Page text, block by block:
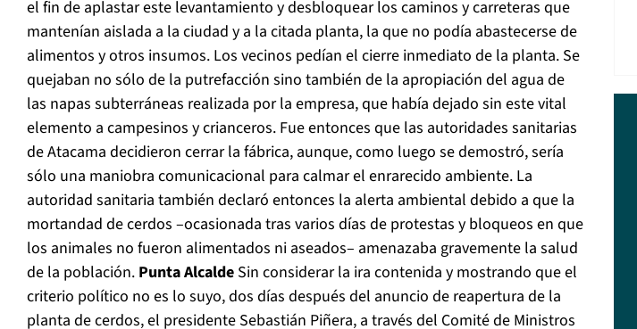
el fin de aplastar este levantamiento y desbloquear los caminos y carreteras que
mantenían aislada a la ciudad y a la citada planta, la que no podía abastecerse de
alimentos y otros insumos. Los vecinos pedían el cierre inmediato de la planta. Se
quejaban no sólo de la putrefacción sino también de la apropiación del agua de
las napas subterráneas realizada por la empresa, que había dejado sin este vital
elemento a campesinos y crianceros. Fue entonces que las autoridades sanitarias
de Atacama decidieron cerrar la fábrica, aunque, como luego se demostró, sería
sólo una maniobra comunicacional para calmar el enrarecido ambiente. La
autoridad sanitaria también declaró entonces la alerta ambiental debido a que la
mortandad de cerdos –ocasionada tras varios días de protestas y bloqueos en que
los animales no fueron alimentados ni aseados– amenazaba gravemente la salud
de la población. Punta Alcalde Sin considerar la ira contenida y mostrando que el
criterio político no es lo suyo, dos días después del anuncio de reapertura de la
planta de cerdos, el presidente Sebastián Piñera, a través del Comité de Ministros